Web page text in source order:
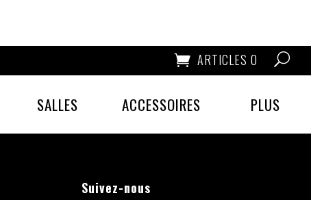
ARTICLES 0
SALLES ACCESSOIRES PLUS
Suivez-nous